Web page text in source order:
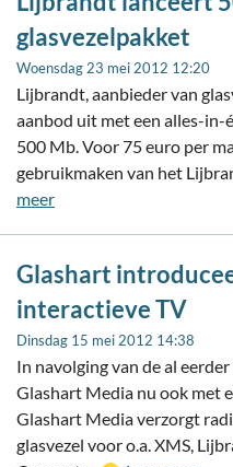
glasvezelpakket
Woensdag 23 mei 2012 12:20
Lijbrandt, aanbieder van
aanbod uit met een alles-in-
500 Mb. Voor 75 euro per
gebruikmaken van het
meer
Glashart
interactieve TV
Dinsdag 15 mei 2012 14:38
In navolging van de al
Glashart Media nu ook met
Glashart Media verzorgt
glasvezel voor o.a. XMS,